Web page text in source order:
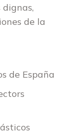
de la
de España